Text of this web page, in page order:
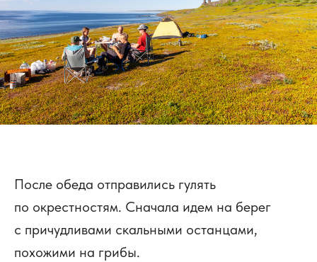
После обеда отправились гулять
по окрестностям. Сначала идем на берег
с причудливами скальными останцами,
похожими на грибы.